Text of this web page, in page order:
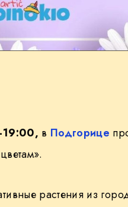
в Подгорице
растения из